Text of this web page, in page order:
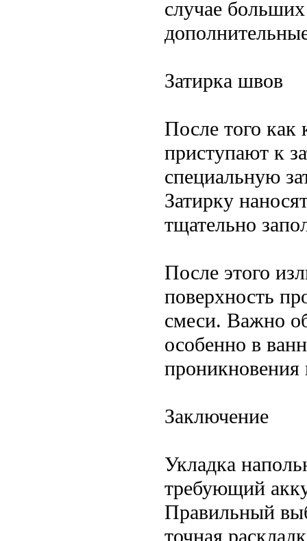
случае
Затирка швов
После того как
приступают к
специальную
Затирку
тщательно
После этого
поверхность
смеси. Важно
особенно в
проникновения
Заключение
Укладка
требующий
Правильный
точная